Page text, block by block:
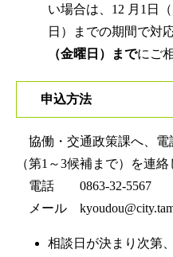
い場合は、12 月1日
日）までの期間で対
（金曜日）までにご
申込方法
協働・交通政策課へ、電
（第1～3候補まで）を連絡
​電話 0863-32-5567
メール
相談日が決まり次第